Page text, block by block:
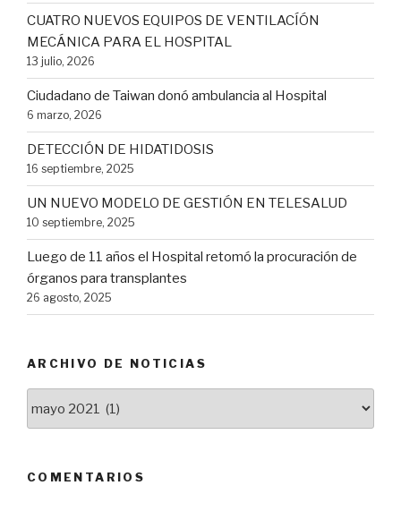
CUATRO NUEVOS EQUIPOS DE VENTILACÍÓN
MECÁNICA PARA EL HOSPITAL
13 julio, 2026
Ciudadano de Taiwan donó ambulancia al Hospital
6 marzo, 2026
DETECCIÓN DE HIDATIDOSIS
16 septiembre, 2025
UN NUEVO MODELO DE GESTIÓN EN TELESALUD
10 septiembre, 2025
Luego de 11 años el Hospital retomó la procuración de
órganos para transplantes
26 agosto, 2025
ARCHIVO DE NOTICIAS
COMENTARIOS